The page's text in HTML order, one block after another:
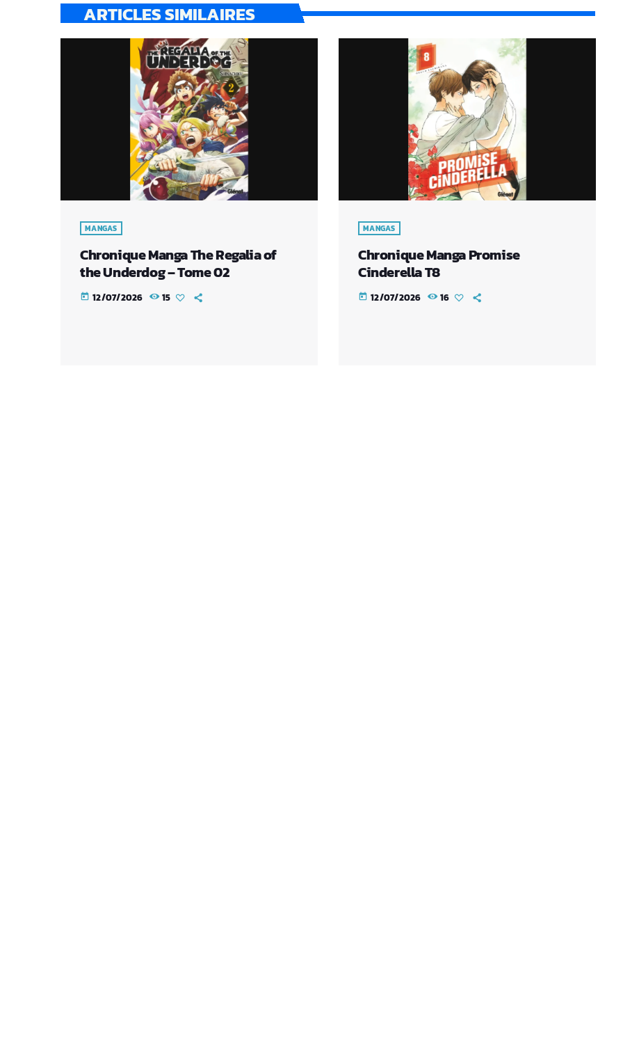
ARTICLES SIMILAIRES
MANGAS
Chronique Manga The Regalia of
the Underdog – Tome 02
today 12/07/2026 15
MANGAS
Chronique Manga Promise
Cinderella T8
today 12/07/2026 16